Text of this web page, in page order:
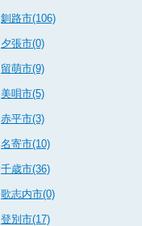
釧路市(106)
夕張市(0)
留萌市(9)
美唄市(5)
赤平市(3)
名寄市(10)
千歳市(36)
歌志内市(0)
登別市(17)